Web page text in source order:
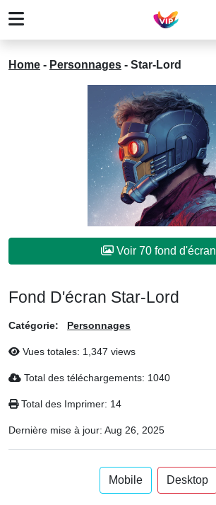
Home - Personnages - Star-Lord
Voir 70 fond d'écran
Fond D'écran Star-Lord
Catégorie: Personnages
Vues totales: 1,347 views
Total des téléchargements: 1040
Total des Imprimer: 14
Dernière mise à jour: Aug 26, 2025
Mobile Desktop